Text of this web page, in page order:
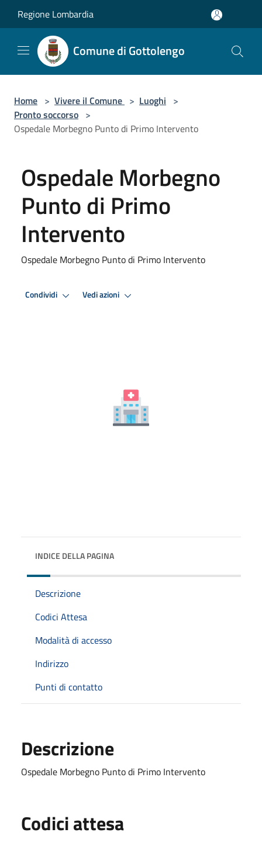
Regione Lombardia
Comune di Gottolengo
Home > Vivere il Comune > Luoghi >
Pronto soccorso >
Ospedale Morbegno Punto di Primo Intervento
Ospedale Morbegno
Punto di Primo
Intervento
Ospedale Morbegno Punto di Primo Intervento
Condividi Vedi azioni
INDICE DELLA PAGINA
Descrizione
Codici Attesa
Modalità di accesso
Indirizzo
Punti di contatto
Descrizione
Ospedale Morbegno Punto di Primo Intervento
Codici attesa